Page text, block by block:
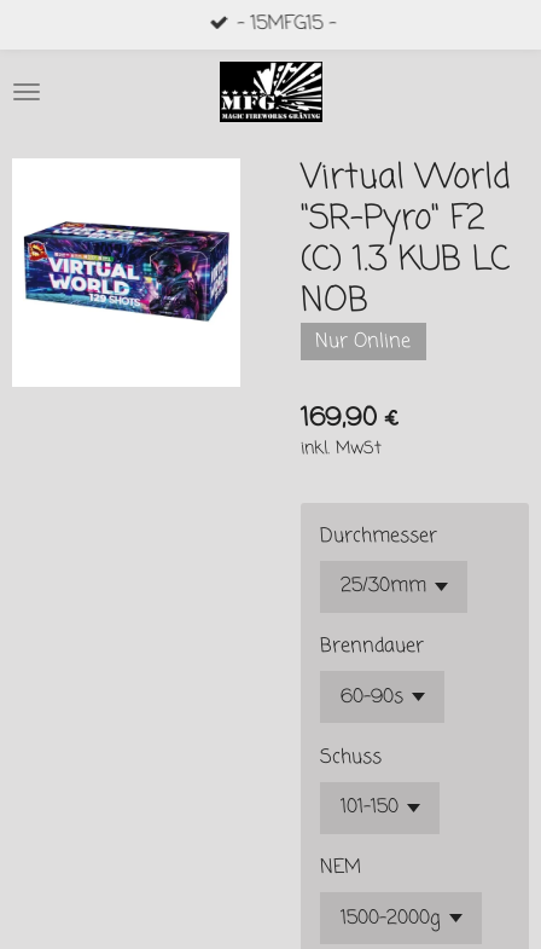
springen
- 15MFG15 -
Virtual World
"SR-Pyro" F2
(C) 1.3 KUB LC
NOB
Nur Online
169,90 €
inkl. MwSt
Durchmesser
Brenndauer
Schuss
NEM